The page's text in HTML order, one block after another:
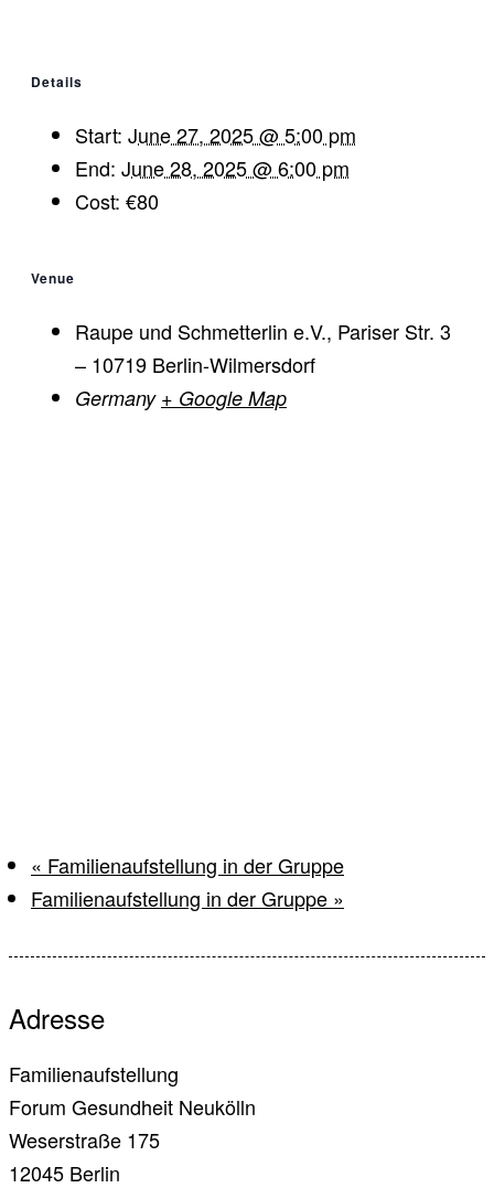
Details
Start: June 27, 2025 @ 5:00 pm
End: June 28, 2025 @ 6:00 pm
Cost: €80
Venue
Raupe und Schmetterlin e.V., Pariser Str. 3
– 10719 Berlin-Wilmersdorf
Germany + Google Map
« Familienaufstellung in der Gruppe
Familienaufstellung in der Gruppe »
Adresse
Familienaufstellung
Forum Gesundheit Neukölln
Weserstraße 175
12045 Berlin